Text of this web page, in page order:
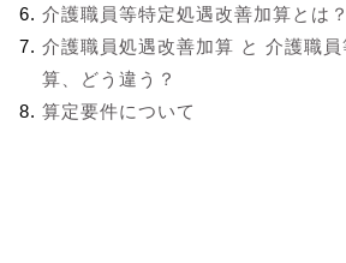
介護職員等特定処遇改善加算とは？
介護職員処遇改善加算 と 介護職
算、どう違う？
算定要件について